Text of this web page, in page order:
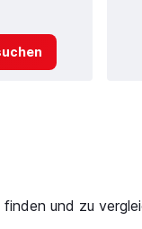
und zu